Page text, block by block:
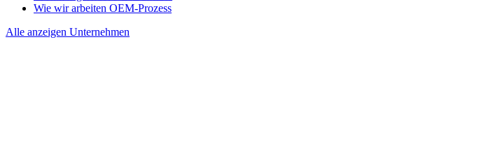
Wie wir arbeiten OEM-Prozess
Alle anzeigen Unternehmen